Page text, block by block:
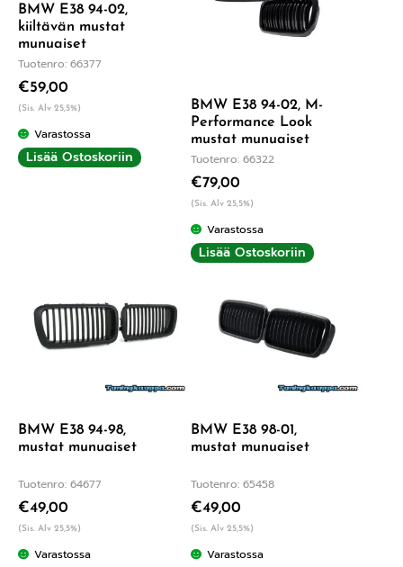
BMW E38 94-02,
kiiltävän mustat
munuaiset
Tuotenro: 66377
€59,00
(Sis. Alv 25,5%)
Varastossa
Lisää Ostoskoriin
BMW E38 94-02, M-
Performance Look
mustat munuaiset
Tuotenro: 66322
€79,00
(Sis. Alv 25,5%)
Varastossa
Lisää Ostoskoriin
BMW E38 94-98,
mustat munuaiset
Tuotenro: 64677
€49,00
(Sis. Alv 25,5%)
Varastossa
BMW E38 98-01,
mustat munuaiset
Tuotenro: 65458
€49,00
(Sis. Alv 25,5%)
Varastossa